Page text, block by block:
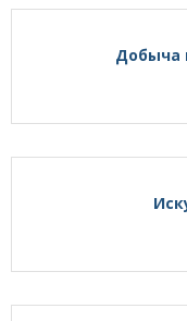
Добыча